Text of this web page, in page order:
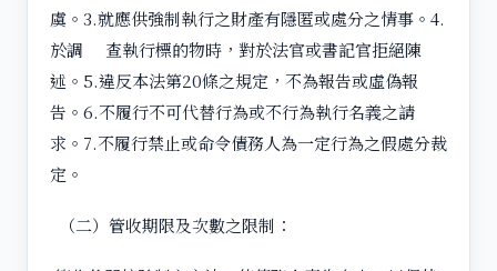
虞。3.就應供強制執行之財產有隱匿或處分之情事。4.
於調 查執行標的物時，對於法官或書記官拒絕陳
述。5.違反本法第20條之規定，不為報告或虛偽報
告。6.不履行不可代替行為或不行為執行名義之請
求。7.不履行禁止或命令債務人為一定行為之假處分裁
定。
（二）管收期限及次數之限制：